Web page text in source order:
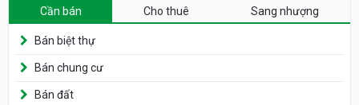
Cần bán Cho thuê Sang nhượng
Bán biệt thự
Bán chung cư
Bán đất